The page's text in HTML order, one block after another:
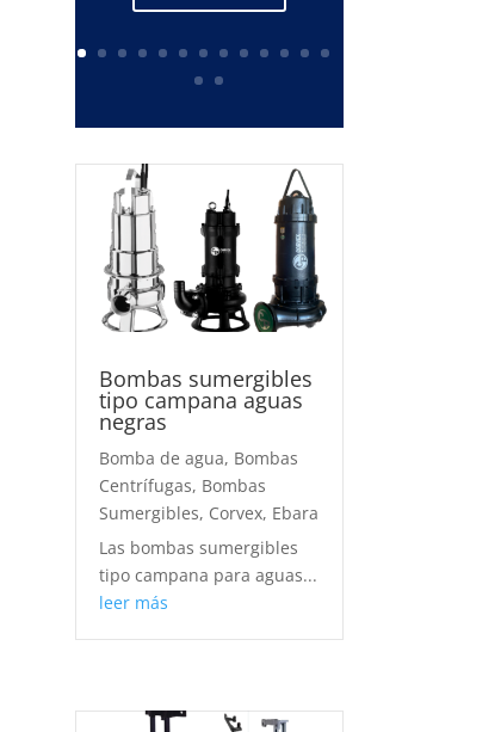
Bombas sumergibles
tipo campana aguas
negras
Bomba de agua, Bombas
Centrífugas, Bombas
Sumergibles, Corvex, Ebara
Las bombas sumergibles
tipo campana para aguas...
leer más